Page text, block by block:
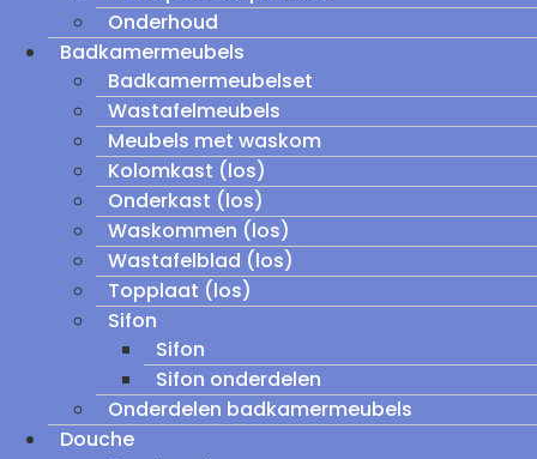
Onderhoud
Badkamermeubels
Badkamermeubelset
Wastafelmeubels
Meubels met waskom
Kolomkast (los)
Onderkast (los)
Waskommen (los)
Wastafelblad (los)
Topplaat (los)
Sifon
Sifon
Sifon onderdelen
Onderdelen badkamermeubels
Douche